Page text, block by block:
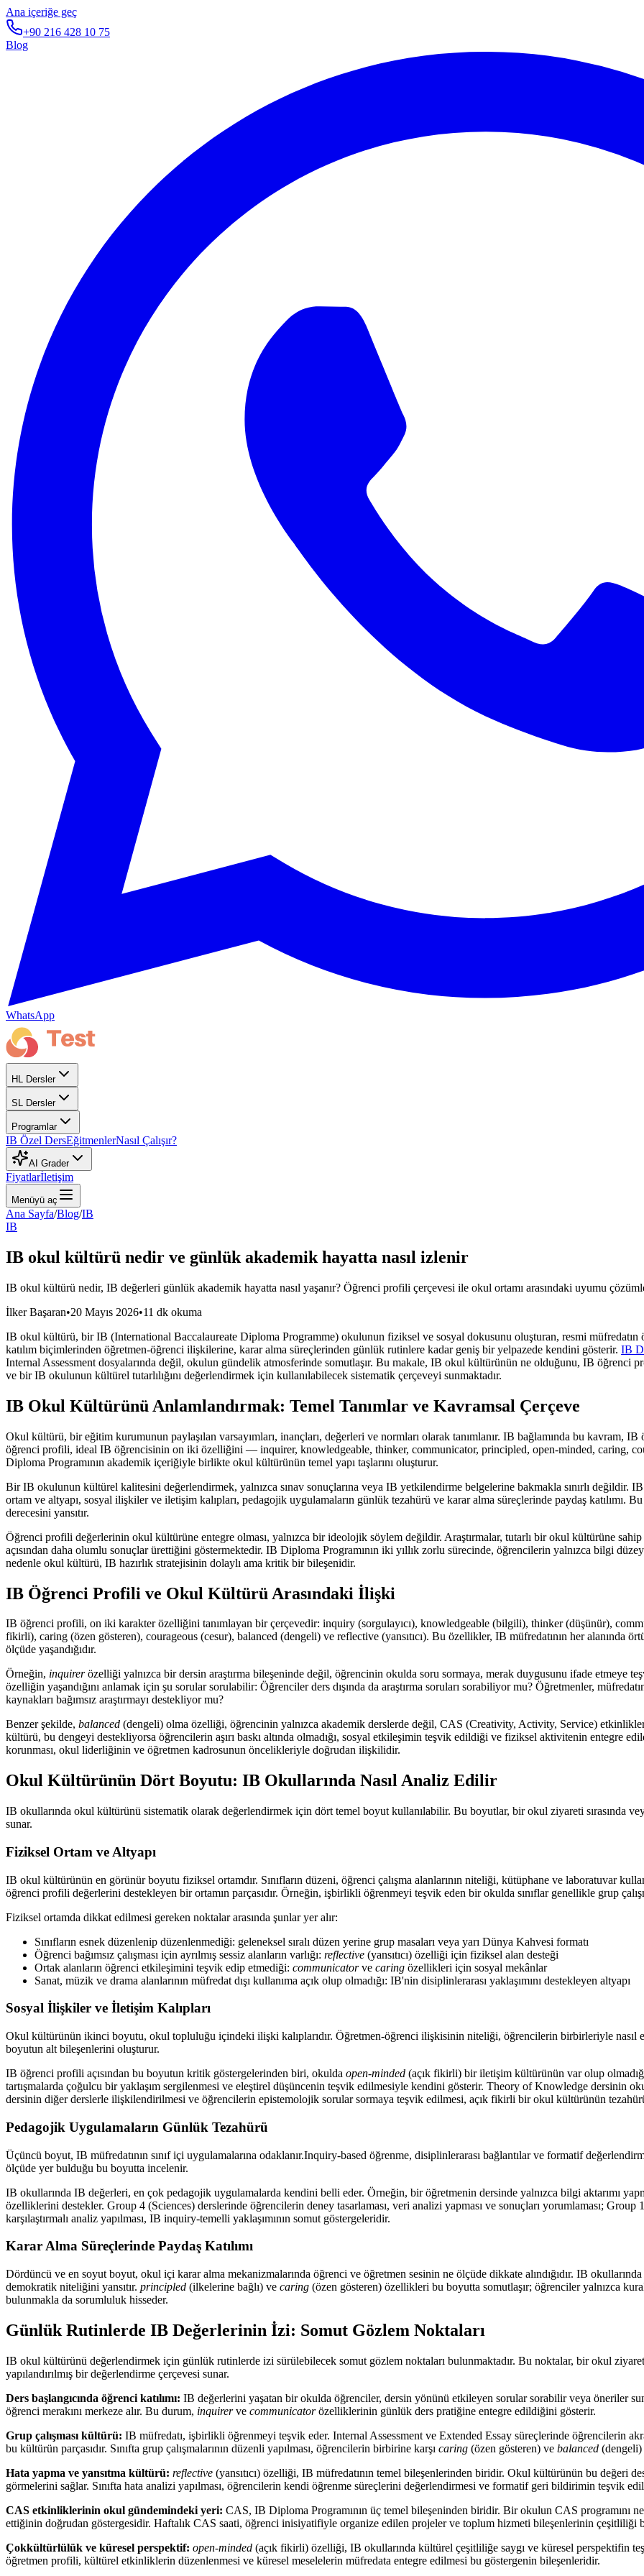
Ana içeriğe geç
+90 216 428 10 75
Blog
WhatsApp
HL Dersler
SL Dersler
Programlar
IB Özel DersEğitmenlerNasıl Çalışır?
AI Grader
Fiyatlarİletişim
Menüyü aç
Ana Sayfa/Blog/IB
IB
IB okul kültürü nedir ve günlük akademik hayatta nasıl izlenir
IB okul kültürü nedir, IB değerleri günlük akademik hayatta nasıl yaşanır? Öğrenci profili çerçevesi ile okul ortamı arasındaki uyumu
İlker Başaran•20 Mayıs 2026•11 dk okuma
IB okul kültürü, bir IB (International Baccalaureate Diploma Programme) okulunun fiziksel ve sosyal dokusunu oluşturan, resmi
katılım biçimlerinden öğretmen-öğrenci ilişkilerine, karar alma süreçlerinden günlük rutinlere kadar geniş bir yelpazede kendini gösterir. IB
Internal Assessment dosyalarında değil, okulun gündelik atmosferinde somutlaşır. Bu makale, IB okul kültürünün ne olduğunu, IB öğrenci
ve bir IB okulunun kültürel tutarlılığını değerlendirmek için kullanılabilecek sistematik çerçeveyi sunmaktadır.
IB Okul Kültürünü Anlamlandırmak: Temel Tanımlar ve Kavramsal Çerçeve
Okul kültürü, bir eğitim kurumunun paylaşılan varsayımları, inançları, değerleri ve normları olarak tanımlanır. IB bağlamında bu kavram,
öğrenci profili, ideal IB öğrencisinin on iki özelliğini — inquirer, knowledgeable, thinker, communicator, principled, open-minded, caring,
Diploma Programının akademik içeriğiyle birlikte okul kültürünün temel yapı taşlarını oluşturur.
Bir IB okulunun kültürel kalitesini değerlendirmek, yalnızca sınav sonuçlarına veya IB yetkilendirme belgelerine bakmakla sınırlı
ortam ve altyapı, sosyal ilişkiler ve iletişim kalıpları, pedagojik uygulamaların günlük tezahürü ve karar alma süreçlerinde paydaş katılımı.
derecesini yansıtır.
Öğrenci profili değerlerinin okul kültürüne entegre olması, yalnızca bir ideolojik söylem değildir. Araştırmalar, tutarlı bir okul kültürüne
açısından daha olumlu sonuçlar ürettiğini göstermektedir. IB Diploma Programının iki yıllık zorlu sürecinde, öğrencilerin yalnızca bilgi
nedenle okul kültürü, IB hazırlık stratejisinin dolaylı ama kritik bir bileşenidir.
IB Öğrenci Profili ve Okul Kültürü Arasındaki İlişki
IB öğrenci profili, on iki karakter özelliğini tanımlayan bir çerçevedir: inquiry (sorgulayıcı), knowledgeable (bilgili), thinker (düşünür),
fikirli), caring (özen gösteren), courageous (cesur), balanced (dengeli) ve reflective (yansıtıcı). Bu özellikler, IB müfredatının her alanında
ölçüde yaşandığıdır.
Örneğin, inquirerözelliği yalnızca bir dersin araştırma bileşeninde değil, öğrencinin okulda soru sormaya, merak duygusunu ifade etmeye
özelliğin yaşandığını anlamak için şu sorular sorulabilir: Öğrenciler ders dışında da araştırma soruları sorabiliyor mu? Öğretmenler,
kaynakları bağımsız araştırmayı destekliyor mu?
Benzer şekilde, balanced (dengeli) olma özelliği, öğrencinin yalnızca akademik derslerde değil, CAS (Creativity, Activity, Service)
kültürü, bu dengeyi destekliyorsa öğrencilerin aşırı baskı altında olmadığı, sosyal etkileşimin teşvik edildiği ve fiziksel aktivitenin entegre
korunması, okul liderliğinin ve öğretmen kadrosunun öncelikleriyle doğrudan ilişkilidir.
Okul Kültürünün Dört Boyutu: IB Okullarında Nasıl Analiz Edilir
IB okullarında okul kültürünü sistematik olarak değerlendirmek için dört temel boyut kullanılabilir. Bu boyutlar, bir okul ziyareti sırasında
sunar.
Fiziksel Ortam ve Altyapı
IB okul kültürünün en görünür boyutu fiziksel ortamdır. Sınıfların düzeni, öğrenci çalışma alanlarının niteliği, kütüphane ve laboratuvar
öğrenci profili değerlerini destekleyen bir ortamın parçasıdır. Örneğin, işbirlikli öğrenmeyi teşvik eden bir okulda sınıflar genellikle grup
Fiziksel ortamda dikkat edilmesi gereken noktalar arasında şunlar yer alır:
Sınıfların esnek düzenlenip düzenlenmediği: geleneksel sıralı düzen yerine grup masaları veya yarı Dünya Kahvesi formatı
Öğrenci bağımsız çalışması için ayrılmış sessiz alanların varlığı: reflective (yansıtıcı) özelliği için fiziksel alan desteği
Ortak alanların öğrenci etkileşimini teşvik edip etmediği: communicatorve caring özellikleri için sosyal mekânlar
Sanat, müzik ve drama alanlarının müfredat dışı kullanıma açık olup olmadığı: IB'nin disiplinlerarası yaklaşımını destekleyen altyapı
Sosyal İlişkiler ve İletişim Kalıpları
Okul kültürünün ikinci boyutu, okul topluluğu içindeki ilişki kalıplarıdır. Öğretmen-öğrenci ilişkisinin niteliği, öğrencilerin birbirleriyle
boyutun alt bileşenlerini oluşturur.
IB öğrenci profili açısından bu boyutun kritik göstergelerinden biri, okulda open-minded (açık fikirli) bir iletişim kültürünün var olup
tartışmalarda çoğulcu bir yaklaşım sergilenmesi ve eleştirel düşüncenin teşvik edilmesiyle kendini gösterir. Theory of Knowledge dersinin
dersinin diğer derslerle ilişkilendirilmesi ve öğrencilerin epistemolojik sorular sormaya teşvik edilmesi, açık fikirli bir okul kültürünün
Pedagojik Uygulamaların Günlük Tezahürü
Üçüncü boyut, IB müfredatının sınıf içi uygulamalarına odaklanır.Inquiry-based öğrenme, disiplinlerarası bağlantılar ve formatif
ölçüde yer bulduğu bu boyutta incelenir.
IB okullarında IB değerleri, en çok pedagojik uygulamalarda kendini belli eder. Örneğin, bir öğretmenin dersinde yalnızca bilgi aktarımı
özelliklerini destekler. Group 4 (Sciences) derslerinde öğrencilerin deney tasarlaması, veri analizi yapması ve sonuçları yorumlaması;
karşılaştırmalı analiz yapılması, IB inquiry-temelli yaklaşımının somut göstergeleridir.
Karar Alma Süreçlerinde Paydaş Katılımı
Dördüncü ve en soyut boyut, okul içi karar alma mekanizmalarında öğrenci ve öğretmen sesinin ne ölçüde dikkate alındığıdır. IB
demokratik niteliğini yansıtır. principled (ilkelerine bağlı) ve caring (özen gösteren) özellikleri bu boyutta somutlaşır; öğrenciler yalnızca
bulunmakla da sorumluluk hisseder.
Günlük Rutinlerde IB Değerlerinin İzi: Somut Gözlem Noktaları
IB okul kültürünü değerlendirmek için günlük rutinlerde izi sürülebilecek somut gözlem noktaları bulunmaktadır. Bu noktalar, bir okul ziyareti
yapılandırılmış bir değerlendirme çerçevesi sunar.
Ders başlangıcında öğrenci katılımı: IB değerlerini yaşatan bir okulda öğrenciler, dersin yönünü etkileyen sorular sorabilir veya öneriler
öğrenci merakını merkeze alır. Bu durum, inquirerve communicatorözelliklerinin günlük ders pratiğine entegre edildiğini gösterir.
Grup çalışması kültürü: IB müfredatı, işbirlikli öğrenmeyi teşvik eder. Internal Assessment ve Extended Essay süreçlerinde öğrencilerin
bu kültürün parçasıdır. Sınıfta grup çalışmalarının düzenli yapılması, öğrencilerin birbirine karşı caring (özen gösteren) ve balanced (dengeli)
Hata yapma ve yansıtma kültürü: reflective (yansıtıcı) özelliği, IB müfredatının temel bileşenlerinden biridir. Okul kültürünün bu değeri
görmelerini sağlar. Sınıfta hata analizi yapılması, öğrencilerin kendi öğrenme süreçlerini değerlendirmesi ve formatif geri bildirimin teşvik
CAS etkinliklerinin okul gündemindeki yeri: CAS, IB Diploma Programının üç temel bileşeninden biridir. Bir okulun CAS programını
ettiğinin doğrudan göstergesidir. Haftalık CAS saati, öğrenci inisiyatifiyle organize edilen projeler ve toplum hizmeti bileşenlerinin çeşitliliği
Çokkültürlülük ve küresel perspektif: open-minded (açık fikirli) özelliği, IB okullarında kültürel çeşitliliğe saygı ve küresel perspektifin
öğretmen profili, kültürel etkinliklerin düzenlenmesi ve küresel meselelerin müfredata entegre edilmesi bu göstergenin bileşenleridir.